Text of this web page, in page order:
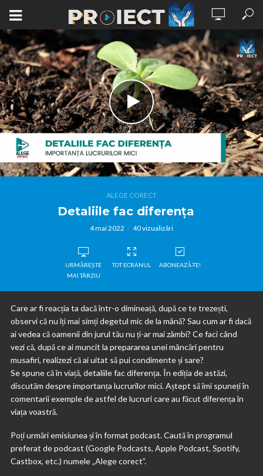
ALEGE CORECT
Detaliile fac diferența
4 mai 2022 40 vizualizări
URMĂREȘTE
MAI TÂRZIU
TOT ECRANUL ABONEAZĂ-TE!
Care ar fi reacția ta dacă într-o dimineață, după ce te trezești,
observi că nu îți mai simți degetul mic de la mână? Sau cum ar fi dacă
ai vedea că oamenii din jurul tău nu ți-ar mai zâmbi? Ce faci când
vezi că, după ce ai muncit la prepararea unei mâncări pentru
musafiri, realizezi că ai uitat să pui condimente și sare?
Se spune că în viață, detaliile fac diferența. În ediția de astăzi,
discutăm despre importanța lucrurilor mici. Aștept să îmi spuneți în
comentarii exemple de astfel de lucruri care au făcut diferența în
viața voastră.
Poți urmări emisiunea și în format podcast. Caută în programul
preferat de podcast (Google Podcasts, Apple Podcast, Spotify,
Castbox, etc.) numele „Alege corect”.